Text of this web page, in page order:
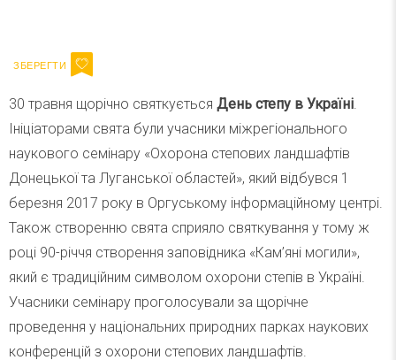
30 травня щорічно святкується День степу в Україні.
Ініціаторами свята були учасники міжрегіонального
наукового семінару «Охорона степових ландшафтів
Донецької та Луганської областей», який відбувся 1
березня 2017 року в Оргуському інформаційному центрі.
Також створенню свята сприяло святкування у тому ж
році 90-річчя створення заповідника «Кам’яні могили»,
який є традиційним символом охорони степів в Україні.
Учасники семінару проголосували за щорічне
проведення у національних природних парках наукових
конференцій з охорони степових ландшафтів.